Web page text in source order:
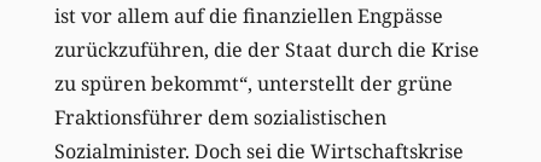
ist vor allem auf die finanziellen Engpässe
zurückzuführen, die der Staat durch die Krise
zu spüren bekommt“, unterstellt der grüne
Fraktionsführer dem sozialistischen
Sozialminister. Doch sei die Wirtschaftskrise